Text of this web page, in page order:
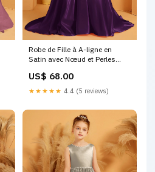
Robe de Fille à A-ligne en
Satin avec Nœud et Perles
US$ 68.00
★★★★★ 4.4 (5 reviews)